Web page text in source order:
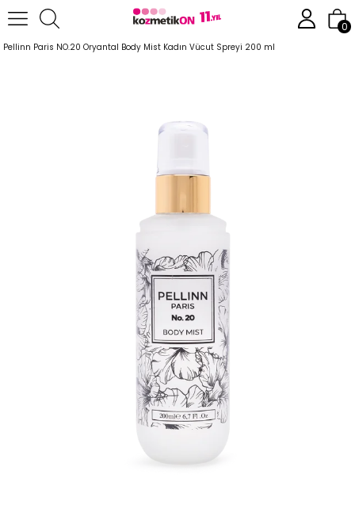
0
Anasayfa Body Mist
Pellinn Paris NO.20 Oryantal Body Mist Kadın Vücut Spreyi 200 ml